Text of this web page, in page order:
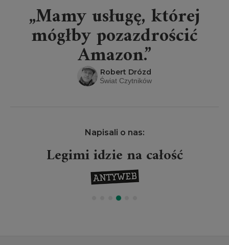
„Mamy usługę, której
mógłby pozazdrościć
Amazon.”
Robert Drózd
Świat Czytników
Napisali o nas:
Legimi idzie na całość